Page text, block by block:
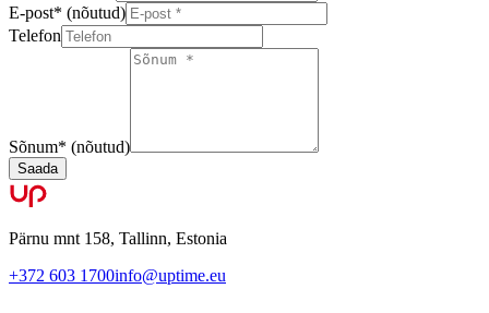
E-post* (nõutud)
Telefon
Sõnum* (nõutud)
Saada
Pärnu mnt 158, Tallinn, Estonia
+372 603 1700info@uptime.eu